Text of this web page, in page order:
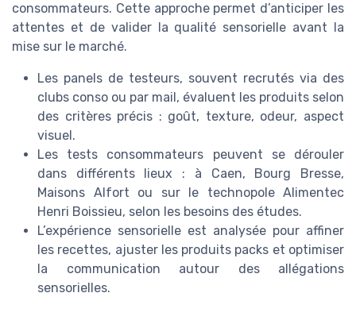
consommateurs. Cette approche permet d’anticiper les
attentes et de valider la qualité sensorielle avant la
mise sur le marché.
Les panels de testeurs, souvent recrutés via des
clubs conso ou par mail, évaluent les produits selon
des critères précis : goût, texture, odeur, aspect
visuel.
Les tests consommateurs peuvent se dérouler
dans différents lieux : à Caen, Bourg Bresse,
Maisons Alfort ou sur le technopole Alimentec
Henri Boissieu, selon les besoins des études.
L’expérience sensorielle est analysée pour affiner
les recettes, ajuster les produits packs et optimiser
la communication autour des allégations
sensorielles.